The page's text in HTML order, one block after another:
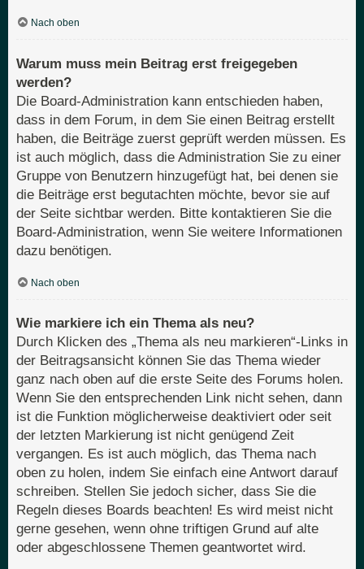
Nach oben
Warum muss mein Beitrag erst freigegeben
werden?
Die Board-Administration kann entschieden haben,
dass in dem Forum, in dem Sie einen Beitrag erstellt
haben, die Beiträge zuerst geprüft werden müssen. Es
ist auch möglich, dass die Administration Sie zu einer
Gruppe von Benutzern hinzugefügt hat, bei denen sie
die Beiträge erst begutachten möchte, bevor sie auf
der Seite sichtbar werden. Bitte kontaktieren Sie die
Board-Administration, wenn Sie weitere Informationen
dazu benötigen.
Nach oben
Wie markiere ich ein Thema als neu?
Durch Klicken des „Thema als neu markieren“-Links in
der Beitragsansicht können Sie das Thema wieder
ganz nach oben auf die erste Seite des Forums holen.
Wenn Sie den entsprechenden Link nicht sehen, dann
ist die Funktion möglicherweise deaktiviert oder seit
der letzten Markierung ist nicht genügend Zeit
vergangen. Es ist auch möglich, das Thema nach
oben zu holen, indem Sie einfach eine Antwort darauf
schreiben. Stellen Sie jedoch sicher, dass Sie die
Regeln dieses Boards beachten! Es wird meist nicht
gerne gesehen, wenn ohne triftigen Grund auf alte
oder abgeschlossene Themen geantwortet wird.